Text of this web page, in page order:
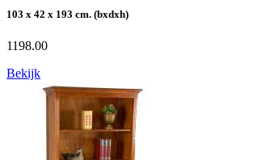
103 x 42 x 193 cm. (bxdxh)
1198.00
Bekijk